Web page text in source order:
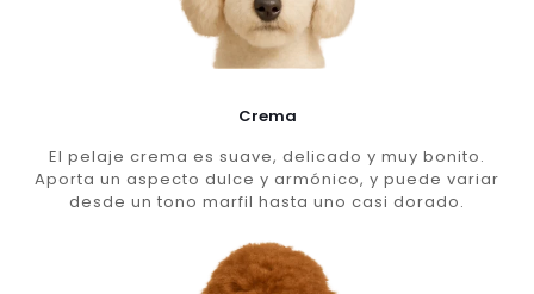
Crema
El pelaje crema es suave, delicado y muy bonito.
Aporta un aspecto dulce y armónico, y puede variar
desde un tono marfil hasta uno casi dorado.